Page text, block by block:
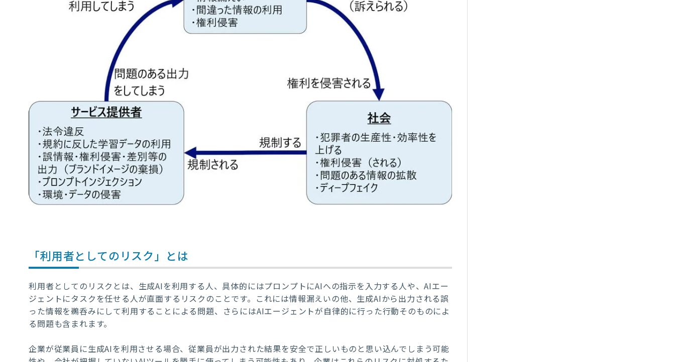
「利用者としてのリスク」とは
利用者としてのリスクとは、生成AIを利用する人、具体的にはプロンプトにAIへの指示を入力する人や、AIエー
ジェントにタスクを任せる人が直面するリスクのことです。これには情報漏えいの他、生成AIから出力される誤
った情報を鵜呑みにして利用することによる問題、さらにはAIエージェントが自律的に行った行動そのものによ
る問題も含まれます。
企業が従業員に生成AIを利用させる場合、従業員が出力された結果を安全で正しいものと思い込んでしまう可能